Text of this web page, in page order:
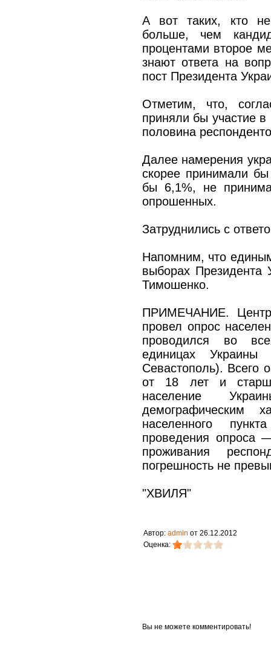
А вот таких, кто не
больше, чем
процентами второе
знают ответа на
пост Президента
Отметим, что,
приняли бы участие
половина
Далее намерения
скорее принимали бы
бы 6,1%, не
опрошенных.
Затруднились с
Напомним, что
выборах
Тимошенко.
ПРИМЕЧАНИЕ. Центр
провел опрос
проводился во
единицах
Севастополь). Всего
от 18 лет и
население
демографическим
населенного
проведения опроса
проживания
погрешность не
"ХВИЛЯ"
Автор: admin от 26.12.2012
Оценка:
Вы не можете комментировать!